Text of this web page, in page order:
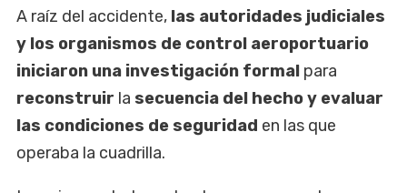
A raíz del accidente, las autoridades judiciales
y los organismos de control aeroportuario
iniciaron una investigación formal para
reconstruir la secuencia del hecho y evaluar
las condiciones de seguridad en las que
operaba la cuadrilla.